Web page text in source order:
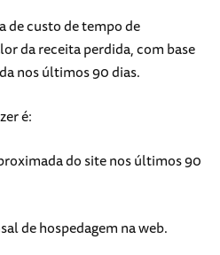
de custo de tempo de
da receita perdida, com base
nos últimos 90 dias.
é:
do site nos últimos 90
de hospedagem na web.